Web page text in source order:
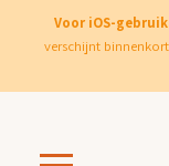
Voor iOS-
verschijnt